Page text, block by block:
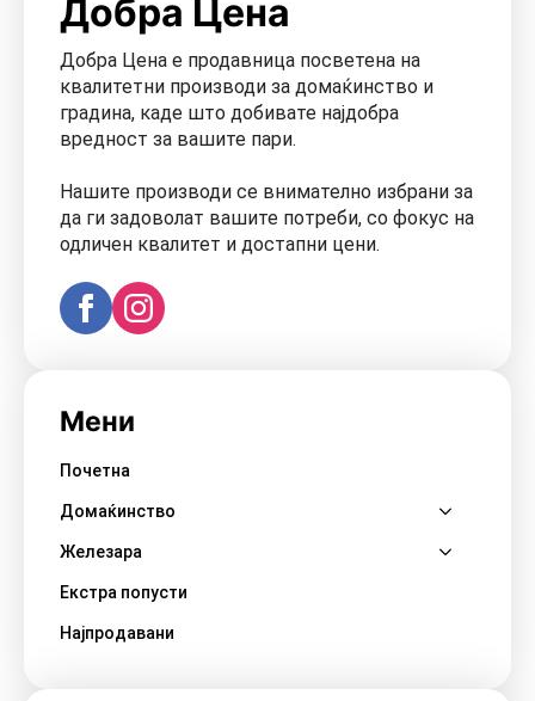
Добра Цена
Добра Цена е продавница посветена на
квалитетни производи за домаќинство и
градина, каде што добивате најдобра
вредност за вашите пари.
Нашите производи се внимателно избрани за
да ги задоволат вашите потреби, со фокус на
одличен квалитет и достапни цени.
Мени
Почетна
Домаќинство
Железара
Екстра попусти
Најпродавани